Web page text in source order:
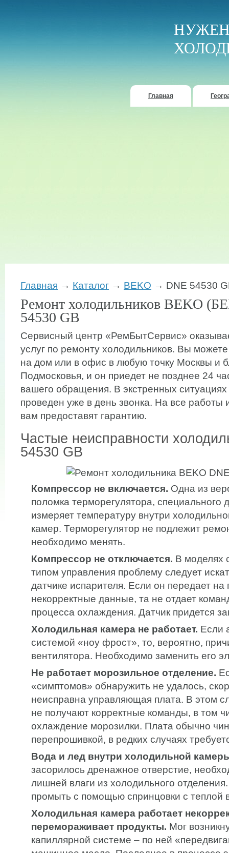
Главная
Главная → Каталог → BEKO → DNE 54530
Ремонт холодильников BEKO
54530 GB
Сервисный центр «РемБытСервис»
услуг по ремонту холодильников. Вы
на дом или в офис в любую точку Москвы и
Подмосковья, и он приедет не позднее 24
вашего обращения. В экстренных
проведен уже в день звонка. На все работы
вам предоставят гарантию.
Частые неисправности
54530 GB
Компрессор не включается. Одна из
поломка терморегулятора, специального
измеряет температуру внутри
камер. Терморегулятор не подлежит
необходимо менять.
Компрессор не отключается. В моделях
типом управления проблему следует
датчике испарителя. Если он передает на
некорректные данные, та не отдает
процесса охлаждения. Датчик придется
Холодильная камера не работает. Если
системой «ноу фрост», то, вероятно,
вентилятора. Необходимо заменить его
Не работает морозильное отделение.
«симптомов» обнаружить не удалось,
неисправна управляющая плата. В этом
не получают корректные команды, в том
охлаждение морозилки. Плата обычно
перепрошивкой, в редких случаях
Вода и лед внутри холодильной
засорилось дренажное отверстие,
лишней влаги из холодильного
промыть с помощью спринцовки с теплой
Холодильная камера работает
перемораживает продукты. Мог
капиллярной системе – по ней